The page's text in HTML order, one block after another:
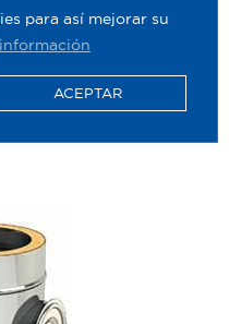
para así mejorar su
ACEPTAR
tramos